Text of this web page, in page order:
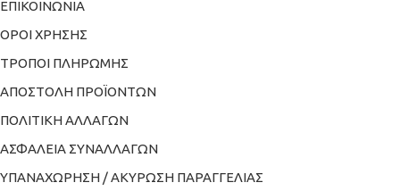
ΕΠΙΚΟΙΝΩΝΙΑ
ΟΡΟΙ ΧΡΗΣΗΣ
ΤΡΟΠΟΙ ΠΛΗΡΩΜΗΣ
ΑΠΟΣΤΟΛΗ ΠΡΟΪΟΝΤΩΝ
ΠΟΛΙΤΙΚΗ ΑΛΛΑΓΩΝ
ΑΣΦΑΛΕΙΑ ΣΥΝΑΛΛΑΓΩΝ
ΥΠΑΝΑΧΩΡΗΣΗ / ΑΚΥΡΩΣΗ ΠΑΡΑΓΓΕΛΙΑΣ